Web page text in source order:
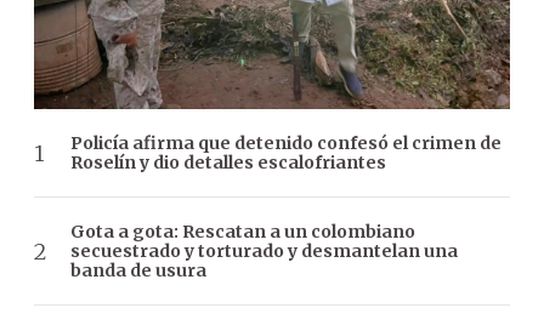
Policía afirma que detenido confesó el crimen de
Roselín y dio detalles escalofriantes
Gota a gota: Rescatan a un colombiano
secuestrado y torturado y desmantelan una
banda de usura